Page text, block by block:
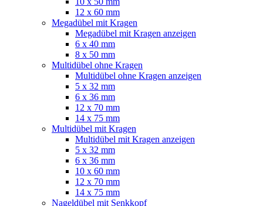
12 x 60 mm
Megadübel mit Kragen
Megadübel mit Kragen anzeigen
6 x 40 mm
8 x 50 mm
Multidübel ohne Kragen
Multidübel ohne Kragen anzeigen
5 x 32 mm
6 x 36 mm
12 x 70 mm
14 x 75 mm
Multidübel mit Kragen
Multidübel mit Kragen anzeigen
5 x 32 mm
6 x 36 mm
10 x 60 mm
12 x 70 mm
14 x 75 mm
Nageldübel mit Senkkopf